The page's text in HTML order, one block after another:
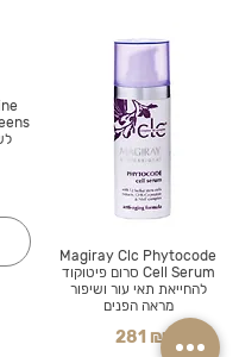
Magiray Clc Phytocode
Cell Serum סרום פיטוקוד
להחייאת תאי עור ושיפור
מראה הפנים
281 ₪